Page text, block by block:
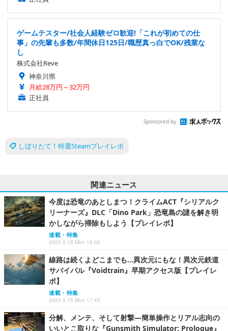
ゲームテスター/社会人経験ゼロ歓迎!「これが初めての仕
事」の先輩も多数/年間休日125日/職歴真っ白でOK/残業な
し
株式会社Reve
神奈川県
月給28万円～32万円
正社員
Sponsored by
しぼりたて！特選Steamプレイレポ
関連ニュース
今度は恐竜のあとしまつ！クライムACT『シリアルク
リーナーズ』DLC「Dino Park」恐竜島の謎を解き明
かしながら掃除もしよう【プレイレポ】
連載・特集
2023.5.15 Mon 18:00
線路は続くよどこまでも…異次元にもな！異次元鉄道
サバイバル『Voidtrain』早期アクセス版【プレイレ
ポ】
連載・特集
2023.5.15 Mon 17:45
分解、メンテ、そして射撃―簡単操作とリアル志向の
いいとこ取りな『Gunsmith Simulator: Prologue』